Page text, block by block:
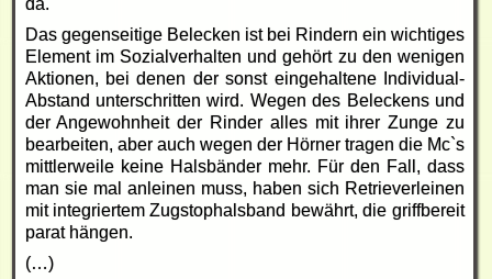
Das gegenseitige Belecken ist bei Rindern ein wichtiges
Element im Sozialverhalten und gehört zu den wenigen
Aktionen, bei denen der sonst eingehaltene Individual-
Abstand unterschritten wird. Wegen des Beleckens und
der Angewohnheit der Rinder alles mit ihrer Zunge zu
bearbeiten, aber auch wegen der Hörner tragen die Mc`s
mittlerweile keine Halsbänder mehr. Für den Fall, dass
man sie mal anleinen muss, haben sich Retrieverleinen
mit integriertem Zugstophalsband bewährt, die griffbereit
parat hängen.
(…)